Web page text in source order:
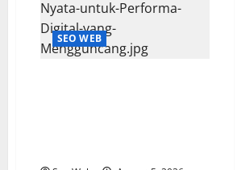
SEO WEB